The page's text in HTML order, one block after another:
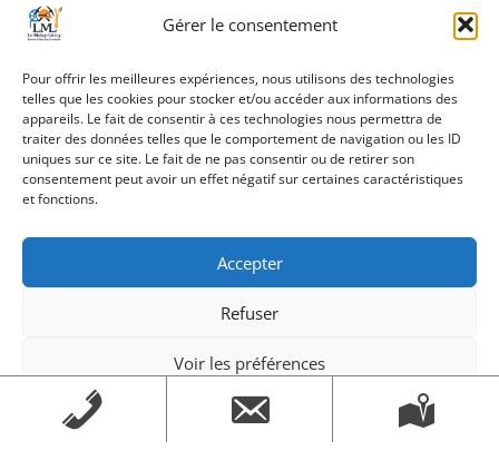
Gérer le consentement
Pour offrir les meilleures expériences, nous utilisons des technologies
telles que les cookies pour stocker et/ou accéder aux informations des
appareils. Le fait de consentir à ces technologies nous permettra de
traiter des données telles que le comportement de navigation ou les ID
uniques sur ce site. Le fait de ne pas consentir ou de retirer son
consentement peut avoir un effet négatif sur certaines caractéristiques
et fonctions.
Accepter
Refuser
Voir les préférences
Mentions légalesMentions légales
«Banque
alimentaire
Je marche avec
Création Androme Informatique
© 2026. Tous droits
Mentions légales